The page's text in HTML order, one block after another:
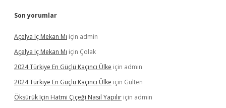
Son yorumlar
Açelya Iç Mekan Mı için admin
Açelya Iç Mekan Mı için Çolak
2024 Türkiye En Güçlü Kaçıncı Ülke için admin
2024 Türkiye En Güçlü Kaçıncı Ülke için Gülten
Öksürük Için Hatmi Çiçeği Nasıl Yapılır için admin